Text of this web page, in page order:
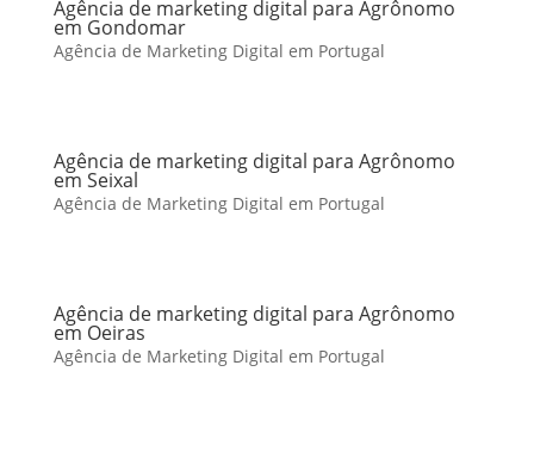
Agência de marketing digital para Agrônomo
em Gondomar
Agência de Marketing Digital em Portugal
Agência de marketing digital para Agrônomo
em Seixal
Agência de Marketing Digital em Portugal
Agência de marketing digital para Agrônomo
em Oeiras
Agência de Marketing Digital em Portugal